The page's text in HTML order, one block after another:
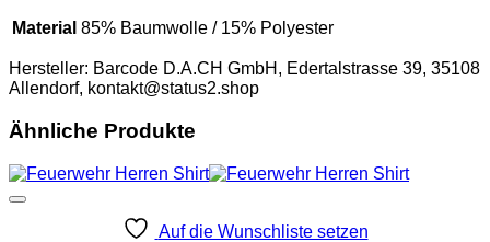
Material 85% Baumwolle / 15% Polyester
Hersteller: Barcode D.A.CH GmbH, Edertalstrasse 39, 35108
Allendorf, kontakt@status2.shop
Ähnliche Produkte
Auf die Wunschliste setzen